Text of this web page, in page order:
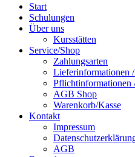
Start
Schulungen
Über uns
Kursstätten
Service/Shop
Zahlungsarten
Lieferinformationen /
Pflichtinformationen
AGB Shop
Warenkorb/Kasse
Kontakt
Impressum
AGB